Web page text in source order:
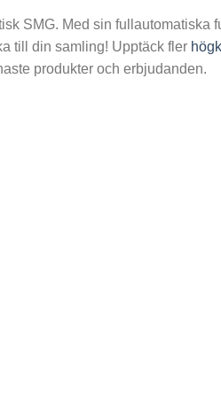
SMG. Med sin
till din samling! Upptäck fler
produkter och erbjudanden.